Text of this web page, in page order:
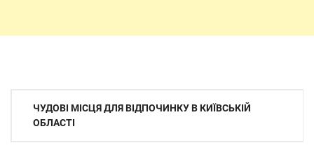
Навігація
записів
ЧУДОВІ МІСЦЯ ДЛЯ ВІДПОЧИНКУ В КИЇВСЬКІЙ
ОБЛАСТІ